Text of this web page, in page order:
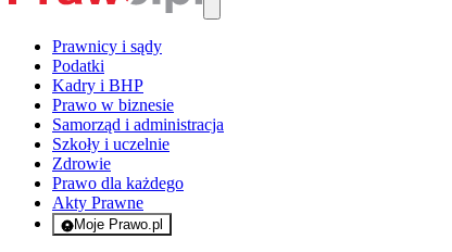
Prawnicy i sądy
Podatki
Kadry i BHP
Prawo w biznesie
Samorząd i administracja
Szkoły i uczelnie
Zdrowie
Prawo dla każdego
Akty Prawne
Moje Prawo.pl
- rejestracja i logowanie do serwisu